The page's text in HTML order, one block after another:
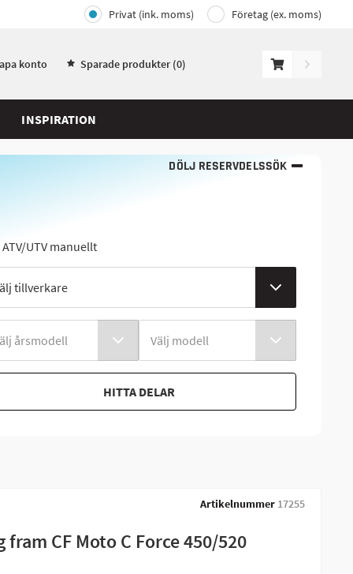
Privat (ink. moms) Företag (ex. moms)
konto Sparade produkter (0)
INSPIRATION
DÖLJ RESERVDELSSÖK
ATV/UTV manuellt
HITTA DELAR
Artikelnummer 17255
fram CF Moto C Force 450/520